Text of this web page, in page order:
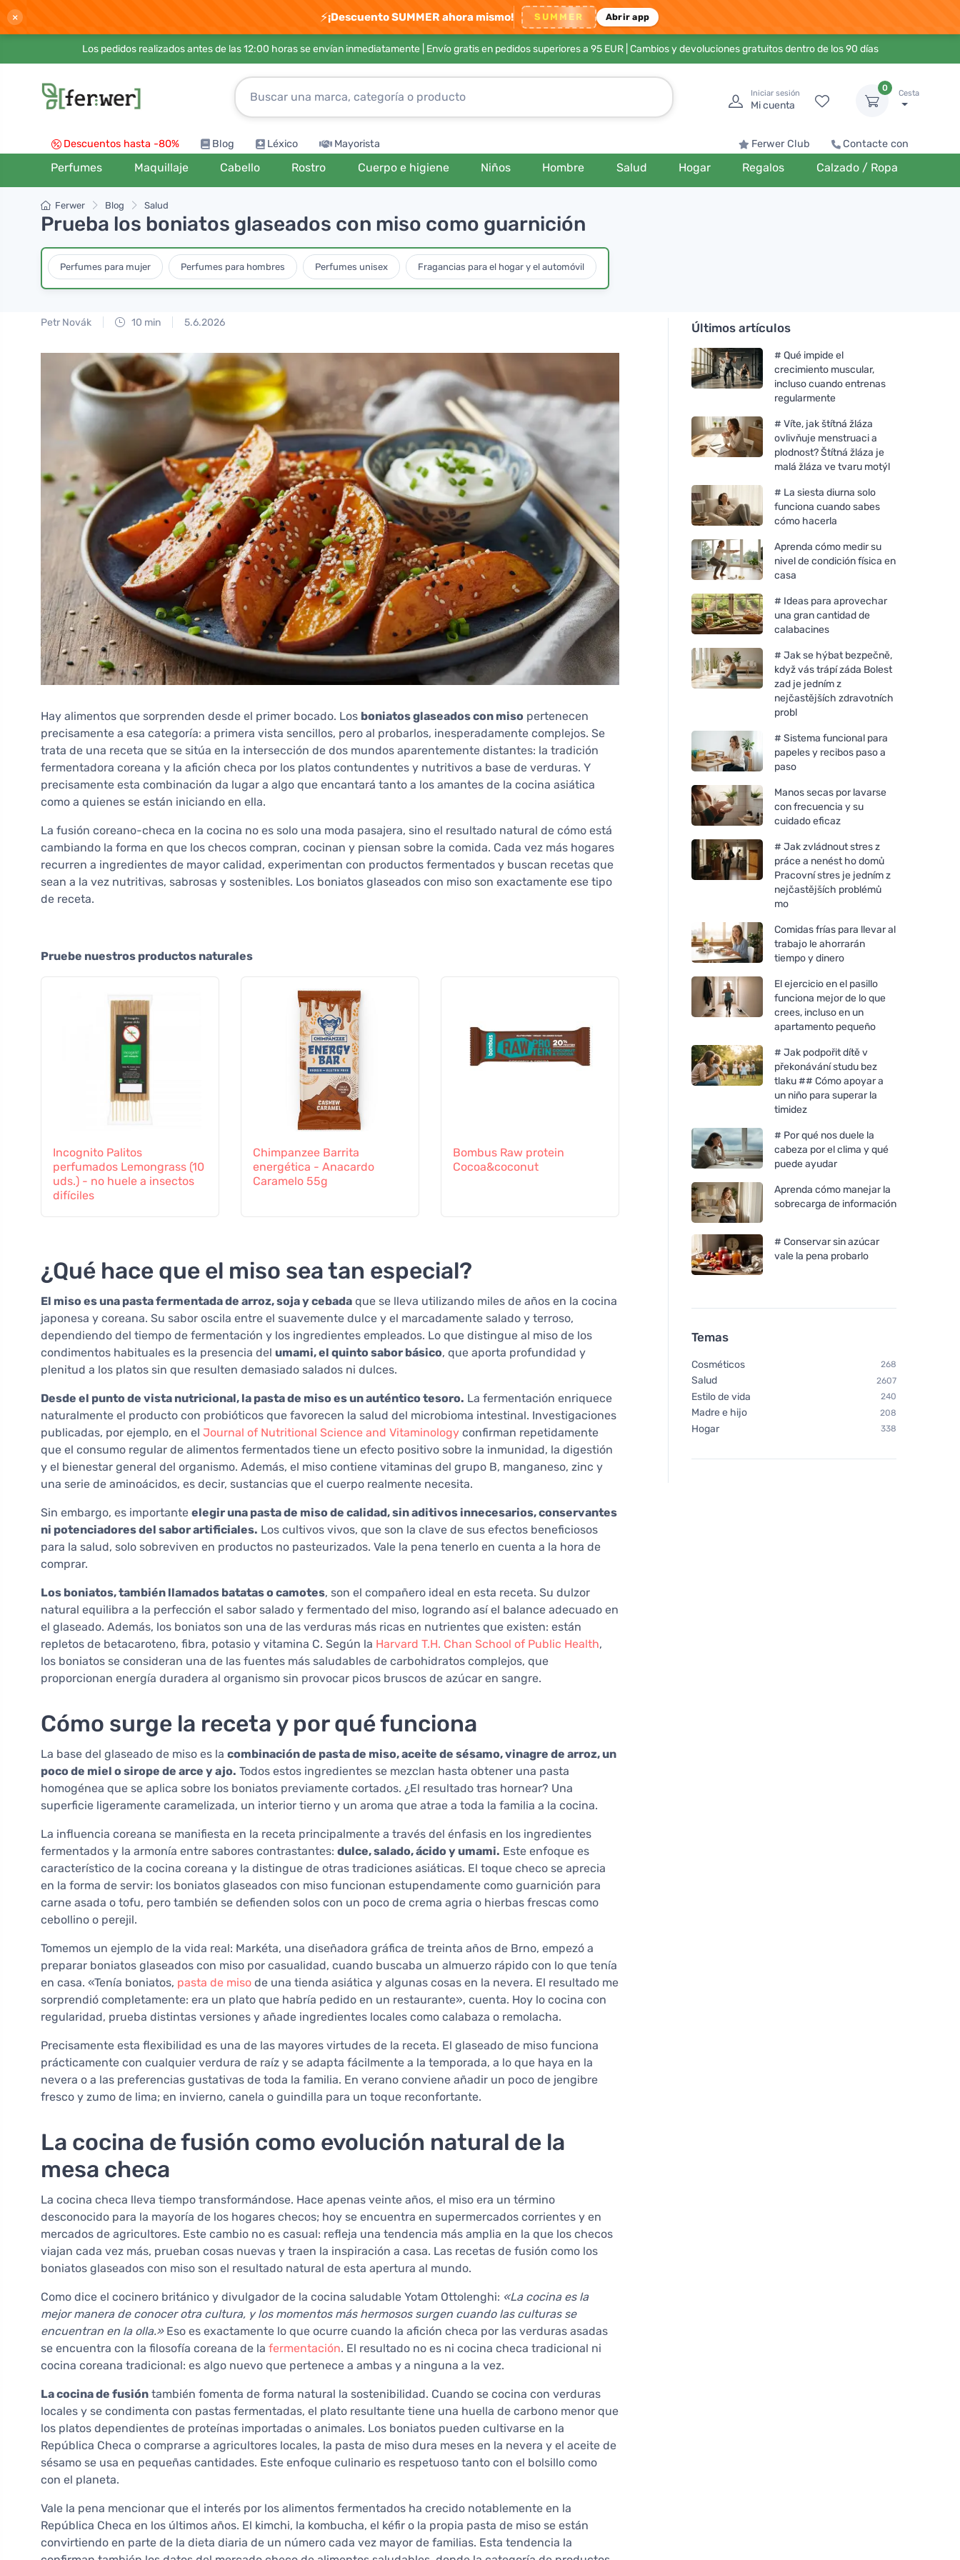
× ⚡¡Descuento SUMMER ahora mismo! SUMMER Abrir app
Los pedidos realizados antes de las 12:00 horas se envían inmediatamente | Envío gratis en pedidos superiores a 95 EUR| Cambios y devoluciones gratuitos dentro de los 90 días
Iniciar sesión
Mi cuenta
0
Cesta
Descuentos hasta -80% Blog Léxico Mayorista Ferwer Club Contacte con
Perfumes Maquillaje Cabello Rostro Cuerpo e higiene Niños Hombre Salud Hogar Regalos Calzado / Ropa
Ferwer Blog Salud
Prueba los boniatos glaseados con miso como guarnición
Perfumes para mujer Perfumes para hombres Perfumes unisex Fragancias para el hogar y el automóvil
Petr Novák 10 min 5.6.2026
Hay alimentos que sorprenden desde el primer bocado. Los boniatos glaseados con miso pertenecen
precisamente a esa categoría: a primera vista sencillos, pero al probarlos, inesperadamente complejos. Se
trata de una receta que se sitúa en la intersección de dos mundos aparentemente distantes: la tradición
fermentadora coreana y la afición checa por los platos contundentes y nutritivos a base de verduras. Y
precisamente esta combinación da lugar a algo que encantará tanto a los amantes de la cocina asiática
como a quienes se están iniciando en ella.
La fusión coreano-checa en la cocina no es solo una moda pasajera, sino el resultado natural de cómo está
cambiando la forma en que los checos compran, cocinan y piensan sobre la comida. Cada vez más hogares
recurren a ingredientes de mayor calidad, experimentan con productos fermentados y buscan recetas que
sean a la vez nutritivas, sabrosas y sostenibles. Los boniatos glaseados con miso son exactamente ese tipo
de receta.
Pruebe nuestros productos naturales
Incognito Palitos
perfumados Lemongrass (10
uds.) - no huele a insectos
difíciles
Chimpanzee Barrita
energética - Anacardo
Caramelo 55g
Bombus Raw protein
Cocoa&coconut
Bombus Protein 30%
peanut&cocolate 50g
Chimpanzee
¿Qué hace que el miso sea tan especial?
El miso es una pasta fermentada de arroz, soja y cebada que se lleva utilizando miles de años en la cocina
japonesa y coreana. Su sabor oscila entre el suavemente dulce y el marcadamente salado y terroso,
dependiendo del tiempo de fermentación y los ingredientes empleados. Lo que distingue al miso de los
condimentos habituales es la presencia del umami, el quinto sabor básico, que aporta profundidad y
plenitud a los platos sin que resulten demasiado salados ni dulces.
Desde el punto de vista nutricional, la pasta de miso es un auténtico tesoro. La fermentación enriquece
naturalmente el producto con probióticos que favorecen la salud del microbioma intestinal. Investigaciones
publicadas, por ejemplo, en el Journal of Nutritional Science and Vitaminology confirman repetidamente
que el consumo regular de alimentos fermentados tiene un efecto positivo sobre la inmunidad, la digestión
y el bienestar general del organismo. Además, el miso contiene vitaminas del grupo B, manganeso, zinc y
una serie de aminoácidos, es decir, sustancias que el cuerpo realmente necesita.
Sin embargo, es importante elegir una pasta de miso de calidad, sin aditivos innecesarios, conservantes
ni potenciadores del sabor artificiales. Los cultivos vivos, que son la clave de sus efectos beneficiosos
para la salud, solo sobreviven en productos no pasteurizados. Vale la pena tenerlo en cuenta a la hora de
comprar.
Los boniatos, también llamados batatas o camotes, son el compañero ideal en esta receta. Su dulzor
natural equilibra a la perfección el sabor salado y fermentado del miso, logrando así el balance adecuado en
el glaseado. Además, los boniatos son una de las verduras más ricas en nutrientes que existen: están
repletos de betacaroteno, fibra, potasio y vitamina C. Según la Harvard T.H. Chan School of Public Health,
los boniatos se consideran una de las fuentes más saludables de carbohidratos complejos, que
proporcionan energía duradera al organismo sin provocar picos bruscos de azúcar en sangre.
Cómo surge la receta y por qué funciona
La base del glaseado de miso es la combinación de pasta de miso, aceite de sésamo, vinagre de arroz, un
poco de miel o sirope de arce y ajo. Todos estos ingredientes se mezclan hasta obtener una pasta
homogénea que se aplica sobre los boniatos previamente cortados. ¿El resultado tras hornear? Una
superficie ligeramente caramelizada, un interior tierno y un aroma que atrae a toda la familia a la cocina.
La influencia coreana se manifiesta en la receta principalmente a través del énfasis en los ingredientes
fermentados y la armonía entre sabores contrastantes: dulce, salado, ácido y umami. Este enfoque es
característico de la cocina coreana y la distingue de otras tradiciones asiáticas. El toque checo se aprecia
en la forma de servir: los boniatos glaseados con miso funcionan estupendamente como guarnición para
carne asada o tofu, pero también se defienden solos con un poco de crema agria o hierbas frescas como
cebollino o perejil.
Tomemos un ejemplo de la vida real: Markéta, una diseñadora gráfica de treinta años de Brno, empezó a
preparar boniatos glaseados con miso por casualidad, cuando buscaba un almuerzo rápido con lo que tenía
en casa. «Tenía boniatos, pasta de miso de una tienda asiática y algunas cosas en la nevera. El resultado me
sorprendió completamente: era un plato que habría pedido en un restaurante», cuenta. Hoy lo cocina con
regularidad, prueba distintas versiones y añade ingredientes locales como calabaza o remolacha.
Precisamente esta flexibilidad es una de las mayores virtudes de la receta. El glaseado de miso funciona
prácticamente con cualquier verdura de raíz y se adapta fácilmente a la temporada, a lo que haya en la
nevera o a las preferencias gustativas de toda la familia. En verano conviene añadir un poco de jengibre
fresco y zumo de lima; en invierno, canela o guindilla para un toque reconfortante.
La cocina de fusión como evolución natural de la
mesa checa
La cocina checa lleva tiempo transformándose. Hace apenas veinte años, el miso era un término
desconocido para la mayoría de los hogares checos; hoy se encuentra en supermercados corrientes y en
mercados de agricultores. Este cambio no es casual: refleja una tendencia más amplia en la que los checos
viajan cada vez más, prueban cosas nuevas y traen la inspiración a casa. Las recetas de fusión como los
boniatos glaseados con miso son el resultado natural de esta apertura al mundo.
Como dice el cocinero británico y divulgador de la cocina saludable Yotam Ottolenghi: «La cocina es la
mejor manera de conocer otra cultura, y los momentos más hermosos surgen cuando las culturas se
encuentran en la olla.»Eso es exactamente lo que ocurre cuando la afición checa por las verduras asadas
se encuentra con la filosofía coreana de la fermentación. El resultado no es ni cocina checa tradicional ni
cocina coreana tradicional: es algo nuevo que pertenece a ambas y a ninguna a la vez.
La cocina de fusión también fomenta de forma natural la sostenibilidad. Cuando se cocina con verduras
locales y se condimenta con pastas fermentadas, el plato resultante tiene una huella de carbono menor que
los platos dependientes de proteínas importadas o animales. Los boniatos pueden cultivarse en la
República Checa o comprarse a agricultores locales, la pasta de miso dura meses en la nevera y el aceite de
sésamo se usa en pequeñas cantidades. Este enfoque culinario es respetuoso tanto con el bolsillo como
con el planeta.
Vale la pena mencionar que el interés por los alimentos fermentados ha crecido notablemente en la
República Checa en los últimos años. El kimchi, la kombucha, el kéfir o la propia pasta de miso se están
convirtiendo en parte de la dieta diaria de un número cada vez mayor de familias. Esta tendencia la
Últimos artículos
# Qué impide el
crecimiento muscular,
incluso cuando entrenas
regularmente
# Víte, jak štítná žláza
ovlivňuje menstruaci a
plodnost? Štítná žláza je
malá žláza ve tvaru motýl
# La siesta diurna solo
funciona cuando sabes
cómo hacerla
Aprenda cómo medir su
nivel de condición física en
casa
# Ideas para aprovechar
una gran cantidad de
calabacines
# Jak se hýbat bezpečně,
když vás trápí záda Bolest
zad je jedním z
nejčastějších zdravotních
probl
# Sistema funcional para
papeles y recibos paso a
paso
Manos secas por lavarse
con frecuencia y su
cuidado eficaz
# Jak zvládnout stres z
práce a nenést ho domů
Pracovní stres je jedním z
nejčastějších problémů
mo
Comidas frías para llevar al
trabajo le ahorrarán
tiempo y dinero
El ejercicio en el pasillo
funciona mejor de lo que
crees, incluso en un
apartamento pequeño
# Jak podpořit dítě v
překonávání studu bez
tlaku ## Cómo apoyar a
un niño para superar la
timidez
# Por qué nos duele la
cabeza por el clima y qué
puede ayudar
Aprenda cómo manejar la
sobrecarga de información
# Conservar sin azúcar
vale la pena probarlo
Temas
Cosméticos 268
Salud 2607
Estilo de vida 240
Madre e hijo 208
Hogar 338